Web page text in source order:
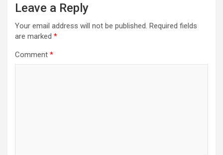
Leave a Reply
Your email address will not be published. Required fields
are marked *
Comment *